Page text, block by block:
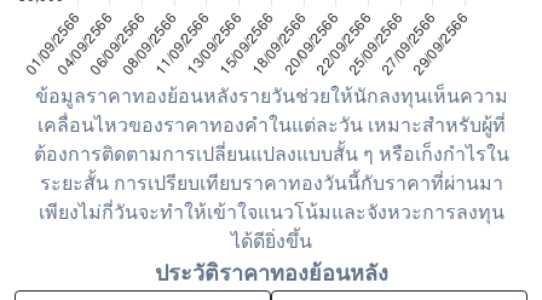
ข้อมูลราคาทองย้อนหลังรายวันช่วยให้นักลงทุนเห็นความ
เคลื่อนไหวของราคาทองคำในแต่ละวัน เหมาะสำหรับผู้ที่
ต้องการติดตามการเปลี่ยนแปลงแบบสั้น ๆ หรือเก็งกำไรใน
ระยะสั้น การเปรียบเทียบราคาทองวันนี้กับราคาที่ผ่านมา
เพียงไม่กี่วันจะทำให้เข้าใจแนวโน้มและจังหวะการลงทุน
ได้ดียิ่งขึ้น
ประวัติราคาทองย้อนหลัง